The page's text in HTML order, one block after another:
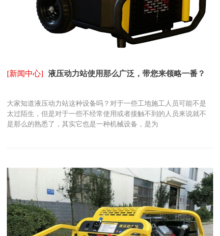
[新闻中心] 液压动力站使用那么广泛，带您来领略一番？
大家知道液压动力站这种设备吗？对于一些工地施工人员可能不是
太过陌生，但是对于一些不经常使用或者接触不到的人员来说就不
是那么的熟悉了，其实它也是一种机械设备，是为